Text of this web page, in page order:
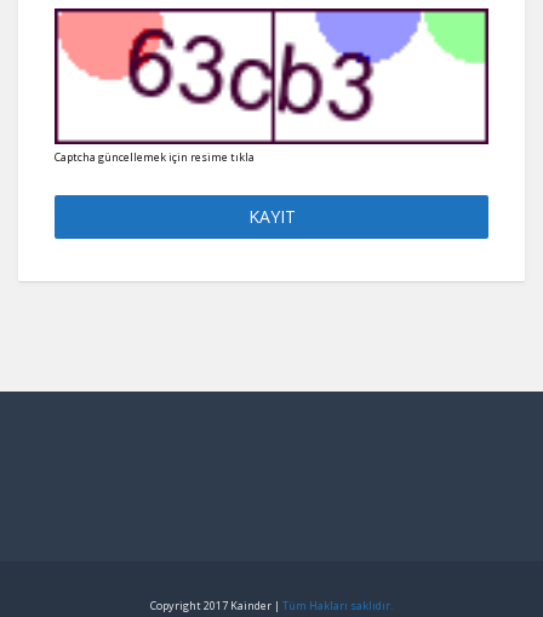
Captcha güncellemek için resime tıkla
Copyright 2017 Kainder | Tüm Hakları saklıdır.